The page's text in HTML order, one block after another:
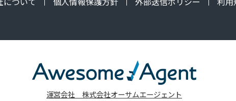
運営会社 株式会社オーサムエージェント